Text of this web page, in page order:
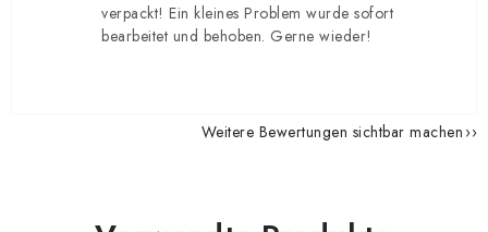
verpackt! Ein kleines Problem wurde sofort
bearbeitet und behoben. Gerne wieder!
Weitere Bewertungen sichtbar machen